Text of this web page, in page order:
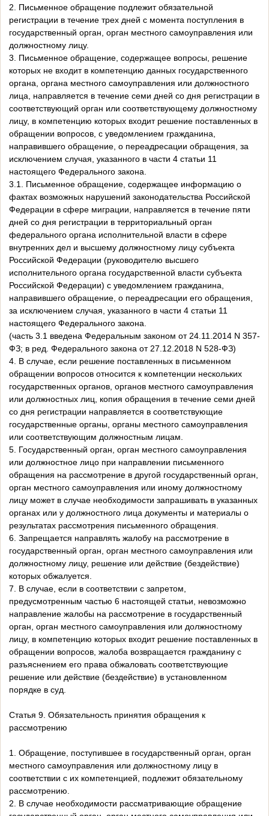
2. Письменное обращение подлежит обязательной
регистрации в течение трех дней с момента поступления в
государственный орган, орган местного самоуправления или
должностному лицу.
3. Письменное обращение, содержащее вопросы, решение
которых не входит в компетенцию данных государственного
органа, органа местного самоуправления или должностного
лица, направляется в течение семи дней со дня регистрации в
соответствующий орган или соответствующему должностному
лицу, в компетенцию которых входит решение поставленных в
обращении вопросов, с уведомлением гражданина,
направившего обращение, о переадресации обращения, за
исключением случая, указанного в части 4 статьи 11
настоящего Федерального закона.
3.1. Письменное обращение, содержащее информацию о
фактах возможных нарушений законодательства Российской
Федерации в сфере миграции, направляется в течение пяти
дней со дня регистрации в территориальный орган
федерального органа исполнительной власти в сфере
внутренних дел и высшему должностному лицу субъекта
Российской Федерации (руководителю высшего
исполнительного органа государственной власти субъекта
Российской Федерации) с уведомлением гражданина,
направившего обращение, о переадресации его обращения,
за исключением случая, указанного в части 4 статьи 11
настоящего Федерального закона.
(часть 3.1 введена Федеральным законом от 24.11.2014 N 357-
ФЗ; в ред. Федерального закона от 27.12.2018 N 528-ФЗ)
4. В случае, если решение поставленных в письменном
обращении вопросов относится к компетенции нескольких
государственных органов, органов местного самоуправления
или должностных лиц, копия обращения в течение семи дней
со дня регистрации направляется в соответствующие
государственные органы, органы местного самоуправления
или соответствующим должностным лицам.
5. Государственный орган, орган местного самоуправления
или должностное лицо при направлении письменного
обращения на рассмотрение в другой государственный орган,
орган местного самоуправления или иному должностному
лицу может в случае необходимости запрашивать в указанных
органах или у должностного лица документы и материалы о
результатах рассмотрения письменного обращения.
6. Запрещается направлять жалобу на рассмотрение в
государственный орган, орган местного самоуправления или
должностному лицу, решение или действие (бездействие)
которых обжалуется.
7. В случае, если в соответствии с запретом,
предусмотренным частью 6 настоящей статьи, невозможно
направление жалобы на рассмотрение в государственный
орган, орган местного самоуправления или должностному
лицу, в компетенцию которых входит решение поставленных в
обращении вопросов, жалоба возвращается гражданину с
разъяснением его права обжаловать соответствующие
решение или действие (бездействие) в установленном
порядке в суд.
Статья 9. Обязательность принятия обращения к
рассмотрению
1. Обращение, поступившее в государственный орган, орган
местного самоуправления или должностному лицу в
соответствии с их компетенцией, подлежит обязательному
рассмотрению.
2. В случае необходимости рассматривающие обращение